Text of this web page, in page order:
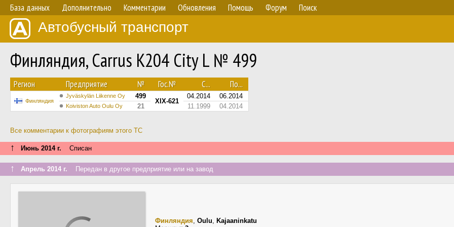
База данных Дополнительно Комментарии Обновления Помощь Форум Поиск
Автобусный транспорт
Финляндия, Carrus K204 City L № 499
Регион Предприятие № Гос.№ С... По...
Финляндия
Jyväskylän Liikenne Oy 499
XIX-621
04.2014 06.2014
Koiviston Auto Oulu Oy 21 11.1999 04.2014
Все комментарии к фотографиям этого ТС
↑ Июнь 2014 г. Списан
↑ Апрель 2014 г. Передан в другое предприятие или на завод
Финляндия, Oulu, Kajaaninkatu